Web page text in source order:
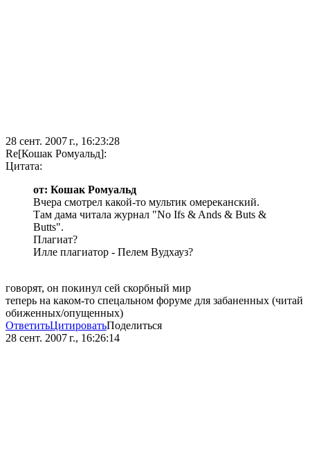
28 сент. 2007 г., 16:23:28
Re[Кошак Ромуальд]:
Цитата:
от: Кошак Ромуальд
Вчера смотрел какой-то мультик омереканский.
Там дама читала журнал "No Ifs & Ands & Buts &
Butts".
Плагиат?
Илле плагиатор - Пелем Вудхауз?
говорят, он покинул сей скорбный мир
теперь на каком-то спецальном форуме для забаненных (читай
обиженных/опущенных)
ОтветитьЦитироватьПоделиться
28 сент. 2007 г., 16:26:14